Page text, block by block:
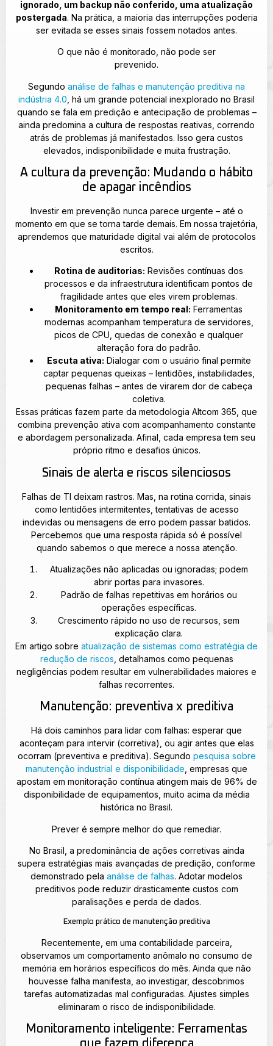
ignorado, um backup não conferido, uma atualização
postergada. Na prática, a maioria das interrupções poderia
ser evitada se esses sinais fossem notados antes.
O que não é monitorado, não pode ser
prevenido.
Segundo análise de falhas e manutenção preditiva na
indústria 4.0 , há um grande potencial inexplorado no Brasil
quando se fala em predição e antecipação de problemas –
ainda predomina a cultura de respostas reativas, correndo
atrás de problemas já manifestados. Isso gera custos
elevados, indisponibilidade e muita frustração.
A cultura da prevenção: Mudando o hábito
de apagar incêndios
Investir em prevenção nunca parece urgente – até o
momento em que se torna tarde demais. Em nossa trajetória,
aprendemos que maturidade digital vai além de protocolos
escritos.
Rotina de auditorias: Revisões contínuas dos
processos e da infraestrutura identificam pontos de
fragilidade antes que eles virem problemas.
Monitoramento em tempo real: Ferramentas
modernas acompanham temperatura de servidores,
picos de CPU, quedas de conexão e qualquer
alteração fora do padrão.
Escuta ativa: Dialogar com o usuário final permite
captar pequenas queixas – lentidões, instabilidades,
pequenas falhas – antes de virarem dor de cabeça
coletiva.
Essas práticas fazem parte da metodologia Altcom 365, que
combina prevenção ativa com acompanhamento constante
e abordagem personalizada. Afinal, cada empresa tem seu
próprio ritmo e desafios únicos.
Sinais de alerta e riscos silenciosos
Falhas de TI deixam rastros. Mas, na rotina corrida, sinais
como lentidões intermitentes, tentativas de acesso
indevidas ou mensagens de erro podem passar batidos.
Percebemos que uma resposta rápida só é possível
quando sabemos o que merece a nossa atenção.
Atualizações não aplicadas ou ignoradas; podem
abrir portas para invasores.
Padrão de falhas repetitivas em horários ou
operações específicas.
Crescimento rápido no uso de recursos, sem
explicação clara.
Em artigo sobre atualização de sistemas como estratégia de
redução de riscos , detalhamos como pequenas
negligências podem resultar em vulnerabilidades maiores e
falhas recorrentes.
Manutenção: preventiva x preditiva
Há dois caminhos para lidar com falhas: esperar que
aconteçam para intervir (corretiva), ou agir antes que elas
ocorram (preventiva e preditiva). Segundo pesquisa sobre
manutenção industrial e disponibilidade, empresas que
apostam em monitoração contínua atingem mais de 96% de
disponibilidade de equipamentos, muito acima da média
histórica no Brasil.
Prever é sempre melhor do que remediar.
No Brasil, a predominância de ações corretivas ainda
supera estratégias mais avançadas de predição, conforme
demonstrado pela análise de falhas. Adotar modelos
preditivos pode reduzir drasticamente custos com
paralisações e perda de dados.
Exemplo prático de manutenção preditiva
Recentemente, em uma contabilidade parceira,
observamos um comportamento anômalo no consumo de
memória em horários específicos do mês. Ainda que não
houvesse falha manifesta, ao investigar, descobrimos
tarefas automatizadas mal configuradas. Ajustes simples
eliminaram o risco de indisponibilidade.
Monitoramento inteligente: Ferramentas